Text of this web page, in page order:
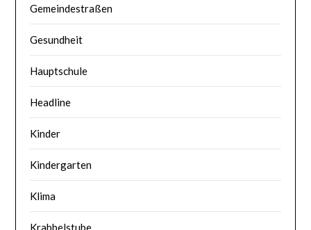
Gemeindestraßen
Gesundheit
Hauptschule
Headline
Kinder
Kindergarten
Klima
Krabbelstube